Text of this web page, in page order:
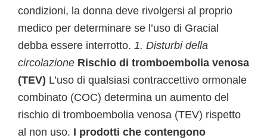
condizioni, la donna deve rivolgersi al proprio
medico per determinare se l’uso di Gracial
debba essere interrotto. 1. Disturbi della
circolazione Rischio di tromboembolia venosa
(TEV) L’uso di qualsiasi contraccettivo ormonale
combinato (COC) determina un aumento del
rischio di tromboembolia venosa (TEV) rispetto
al non uso. I prodotti che contengono